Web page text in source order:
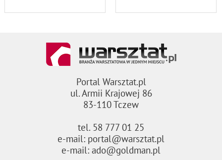
Portal Warsztat.pl
ul. Armii Krajowej 86
83-110 Tczew
tel. 58 777 01 25
e-mail: portal@warsztat.pl
e-mail: ado@goldman.pl